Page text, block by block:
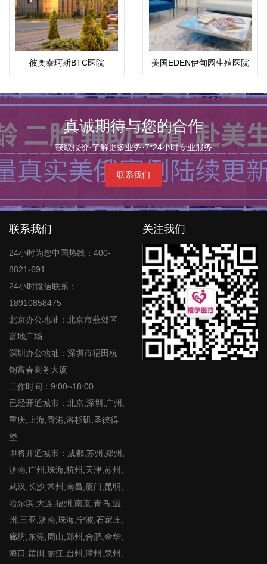
彼奥泰珂斯BTC医院 美国EDEN伊甸园生殖医院
真诚期待与您的合作
获取报价·了解更多业务·7*24小时专业服务
联系我们
联系我们
24小时为您中国热线：400-
8821-691
24小时微信联系：
18910858475
北京办公地址：北京市燕郊区
富地广场
深圳办公地址：深圳市福田杭
钢富春商务大厦
工作时间：9:00~18:00
已经开通城市：北京,深圳,广州,
重庆,上海,香港,洛杉矶,圣彼得
堡
即将开通城市：成都,苏州,郑州,
济南,广州,珠海,杭州,天津,苏州,
武汉,长沙,常州,南昌,厦门,昆明,
哈尔滨,大连,福州,南京,青岛,温
州,三亚,济南,珠海,宁波,石家庄,
廊坊,东莞,周山,郑州,合肥,金华,
海口,莆田,丽江,台州,漳州,泉州,
关注我们